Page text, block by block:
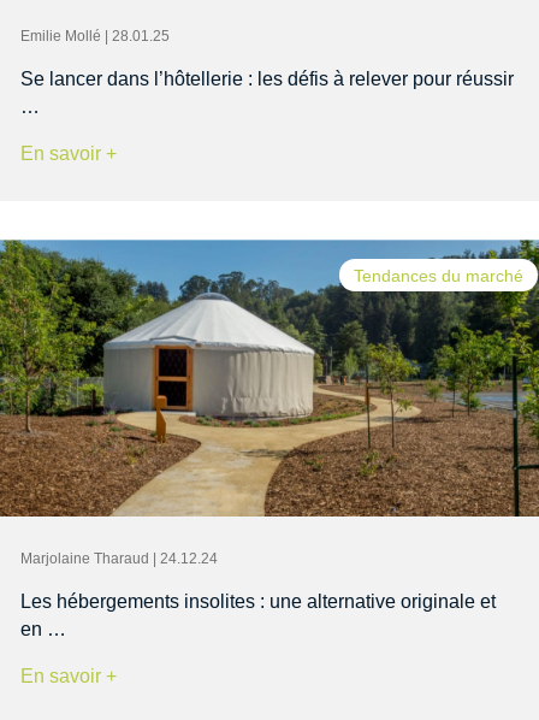
Emilie Mollé | 28.01.25
Se lancer dans l’hôtellerie : les défis à relever pour réussir
…
En savoir +
Tendances du marché
Marjolaine Tharaud | 24.12.24
Les hébergements insolites : une alternative originale et
en …
En savoir +